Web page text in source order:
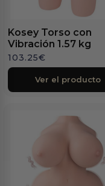
Kosey Torso con
Vibración 1.57 kg
103.25€
Ver el producto